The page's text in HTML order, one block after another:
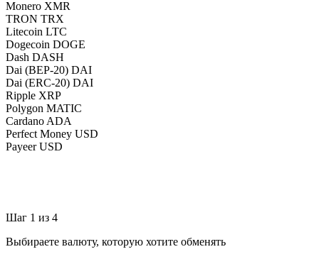
Monero XMR
TRON TRX
Litecoin LTC
Dogecoin DOGE
Dash DASH
Dai (BEP-20) DAI
Dai (ERC-20) DAI
Ripple XRP
Polygon MATIC
Cardano ADA
Perfect Money USD
Payeer USD
Шаг 1 из 4
Выбираете валюту, которую хотите обменять